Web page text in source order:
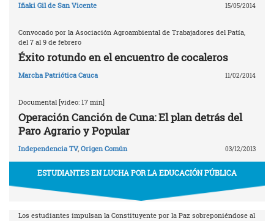
Iñaki Gil de San Vicente 15/05/2014
Convocado por la Asociación Agroambiental de Trabajadores del Patía,
del 7 al 9 de febrero
Éxito rotundo en el encuentro de cocaleros
Marcha Patriótica Cauca 11/02/2014
Documental [video: 17 min]
Operación Canción de Cuna: El plan detrás del
Paro Agrario y Popular
Independencia TV, Origen Común 03/12/2013
ESTUDIANTES EN LUCHA POR LA EDUCACIÓN PÚBLICA
Los estudiantes impulsan la Constituyente por la Paz sobreponiéndose al